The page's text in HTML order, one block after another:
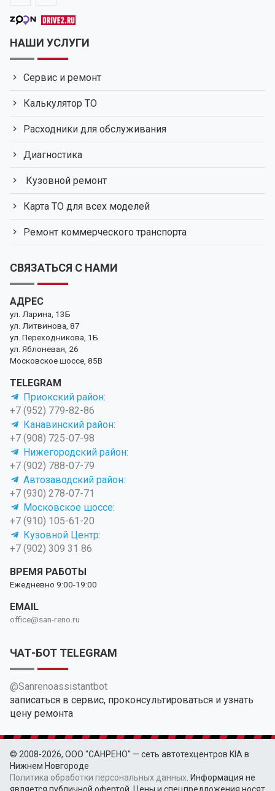
НАШИ УСЛУГИ
Сервис и ремонт
Калькулятор ТО
Расходники для обслуживания
Диагностика
Кузовной ремонт
Карта ТО для всех моделей
Ремонт коммерческого транспорта
СВЯЗАТЬСЯ С НАМИ
АДРЕС
ул. Ларина, 13Б
ул. Литвинова, 87
ул. Переходникова, 1Б
ул. Яблоневая, 26
Московское шоссе, 85В
TELEGRAM
Приокский район:
+7 (952) 779-82-86
Канавинский район:
+7 (908) 725-07-98
Нижегородский район:
+7 (902) 788-07-79
Автозаводский район:
+7 (930) 278-07-71
Московское шоссе:
+7 (910) 105-61-20
Кузовной Центр:
+7 (902) 309 31 86
ВРЕМЯ РАБОТЫ
Ежедневно 9:00-19:00
EMAIL
office@san-reno.ru
ЧАТ-БОТ TELEGRAM
@Sanrenoassistantbot
записаться в сервис, проконсультироваться и узнать
цену ремонта
© 2008-2026, ООО "САНРЕНО" — сеть автотехцентров KIA в
Нижнем Новгороде
Политика обработки персональных данных . Информация не
является публичной офертой. Цены и спецпредложения носят